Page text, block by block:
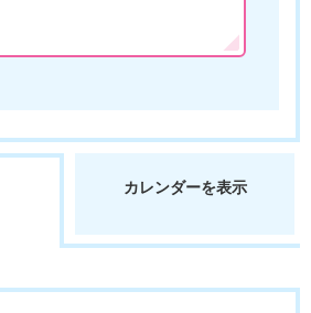
カレンダーを表示